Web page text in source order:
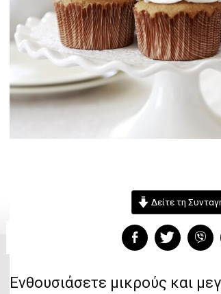
Δείτε τη
Ενθουσιάσετε μικρούς και